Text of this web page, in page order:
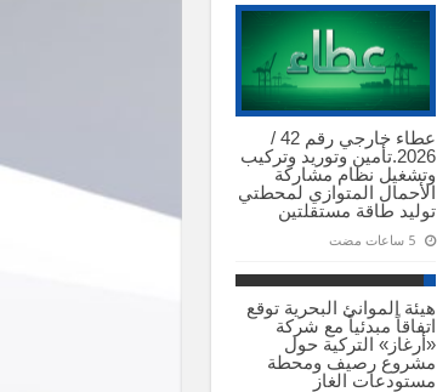
عطاء خارجي رقم 42 /
2026.تأمين وتوريد وتركيب
وتشغيل نظام مشاركة
الأحمال المتوازي لمحطتي
توليد طاقة مستقلتين
‏5 ساعات مضت
هيئة الموانئ البحرية توقع
اتفاقاً مبدئياً مع شركة
«أرغاز» التركية حول
مشروع رصيف ومحطة
مستودعات الغاز